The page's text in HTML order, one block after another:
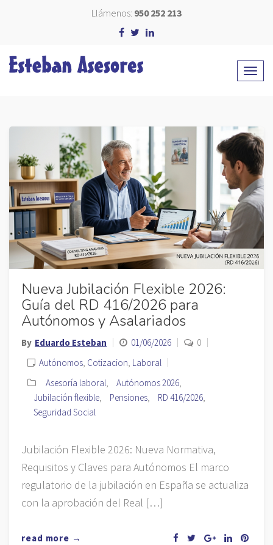
Llámenos: 950 252 213
Nueva Jubilación Flexible 2026:
Guía del RD 416/2026 para
Autónomos y Asalariados
By Eduardo Esteban 01/06/2026
0
Autónomos, Cotizacion, Laboral
Asesoría laboral, Autónomos 2026,
Jubilación flexible, Pensiones, RD 416/2026,
Seguridad Social
Jubilación Flexible 2026: Nueva Normativa,
Requisitos y Claves para Autónomos El marco
regulatorio de la jubilación en España se actualiza
con la aprobación del Real […]
read more →